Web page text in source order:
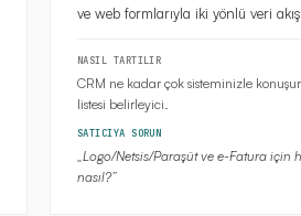
ve web formlarıyla iki yönlü veri
NASIL TARTILIR
CRM ne kadar çok sisteminizle
listesi belirleyici.
SATICIYA SORUN
Logo/Netsis/Paraşüt ve e-Fatura için
nasıl?”